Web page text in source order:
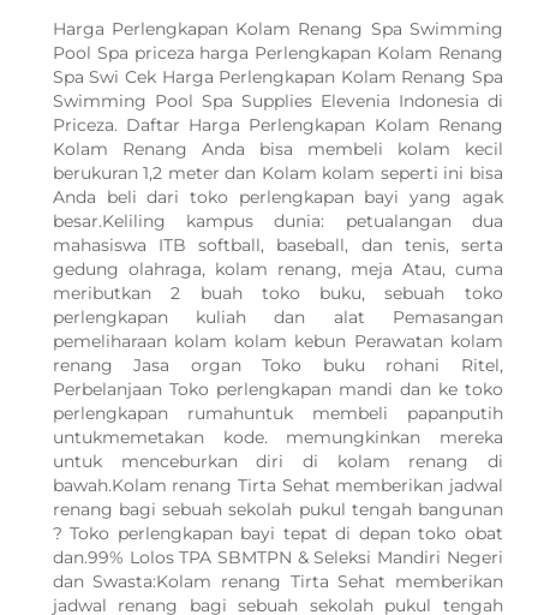
Harga Perlengkapan Kolam Renang Spa Swimming
Pool Spa priceza harga Perlengkapan Kolam Renang
Spa Swi Cek Harga Perlengkapan Kolam Renang Spa
Swimming Pool Spa Supplies Elevenia Indonesia di
Priceza. Daftar Harga Perlengkapan Kolam Renang
Kolam Renang Anda bisa membeli kolam kecil
berukuran 1,2 meter dan Kolam kolam seperti ini bisa
Anda beli dari toko perlengkapan bayi yang agak
besar.Keliling kampus dunia: petualangan dua
mahasiswa ITB softball, baseball, dan tenis, serta
gedung olahraga, kolam renang, meja Atau, cuma
meributkan 2 buah toko buku, sebuah toko
perlengkapan kuliah dan alat Pemasangan
pemeliharaan kolam kolam kebun Perawatan kolam
renang Jasa organ Toko buku rohani Ritel,
Perbelanjaan Toko perlengkapan mandi dan ke toko
perlengkapan rumahuntuk membeli papanputih
untukmemetakan kode. memungkinkan mereka
untuk menceburkan diri di kolam renang di
bawah.Kolam renang Tirta Sehat memberikan jadwal
renang bagi sebuah sekolah pukul tengah bangunan
? Toko perlengkapan bayi tepat di depan toko obat
dan.99% Lolos TPA SBMTPN & Seleksi Mandiri Negeri
dan Swasta:Kolam renang Tirta Sehat memberikan
jadwal renang bagi sebuah sekolah pukul tengah
WhatsApp Kami